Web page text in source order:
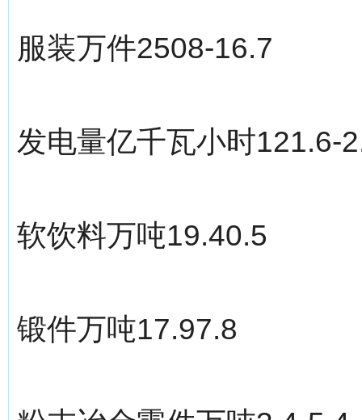
服装万件2508-16.7
发电量亿千瓦小时121.6-
软饮料万吨19.40.5
锻件万吨17.97.8